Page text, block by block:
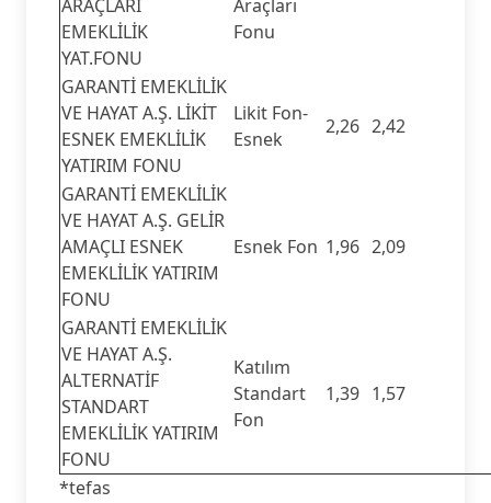
ARAÇLARI
EMEKLİLİK
YAT.FONU
Araçları
Fonu
GARANTİ EMEKLİLİK
VE HAYAT A.Ş. LİKİT
ESNEK EMEKLİLİK
YATIRIM FONU
Likit Fon-
Esnek
2,26 2,42
GARANTİ EMEKLİLİK
VE HAYAT A.Ş. GELİR
AMAÇLI ESNEK
EMEKLİLİK YATIRIM
FONU
Esnek Fon 1,96 2,09
GARANTİ EMEKLİLİK
VE HAYAT A.Ş.
ALTERNATİF
STANDART
EMEKLİLİK YATIRIM
FONU
Katılım
Standart
Fon
1,39 1,57
*tefas